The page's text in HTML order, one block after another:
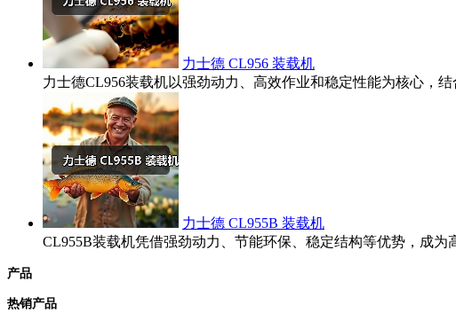
力士德 CL956 装载机
力士德CL956装载机以强劲动力、高效作业和稳定性能为核心，
力士德 CL955B 装载机
CL955B装载机凭借强劲动力、节能环保、稳定结构等优势，成
产品
热销产品